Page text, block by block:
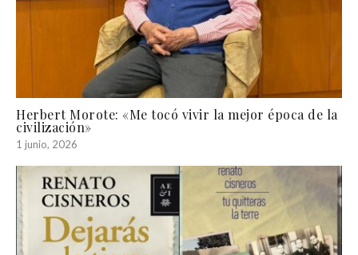
Herbert Morote: «Me tocó vivir la mejor época de la
civilización»
1 junio, 2026